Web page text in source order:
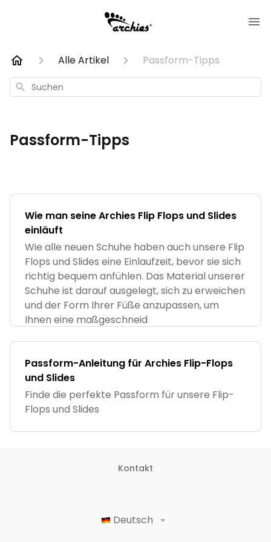
Alle Artikel Passform-Tipps
Suchen
Passform-Tipps
Wie man seine Archies Flip Flops und Slides
einläuft
Wie alle neuen Schuhe haben auch unsere Flip
Flops und Slides eine Einlaufzeit, bevor sie sich
richtig bequem anfühlen. Das Material unserer
Schuhe ist darauf ausgelegt, sich zu erweichen
und der Form Ihrer Füße anzupassen, um
Ihnen eine maßgeschneid
Passform-Anleitung für Archies Flip-Flops
und Slides
Finde die perfekte Passform für unsere Flip-
Flops und Slides
Kontakt
Deutsch